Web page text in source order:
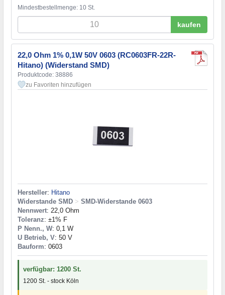
Mindestbestellmenge: 10 St.
kaufen
22,0 Ohm 1% 0,1W 50V 0603 (RC0603FR-22R-
Hitano) (Widerstand SMD)
Produktcode: 38886
zu Favoriten hinzufügen
Hersteller: Hitano
Widerstande SMD > SMD-Widerstande 0603
Nennwert: 22,0 Ohm
Toleranz: ±1% F
P Nenn., W: 0,1 W
U Betrieb, V: 50 V
Bauform: 0603
verfügbar: 1200 St.
1200 St. - stock Köln